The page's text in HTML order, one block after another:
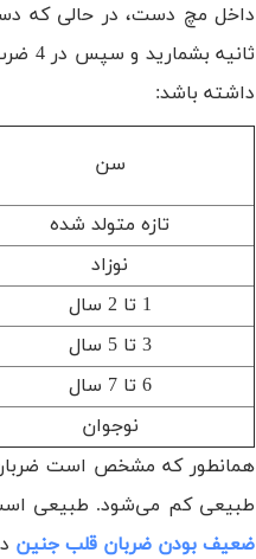
داشته باشد:
سن
تازه متولد شده
نوزاد
1 تا 2 سال
3 تا 5 سال
6 تا 7 سال
نوجوان
همانطور که مشخص است
طبیعی کم می‌شود. طبیعی
ضعیف بودن ضربان قلب جنین